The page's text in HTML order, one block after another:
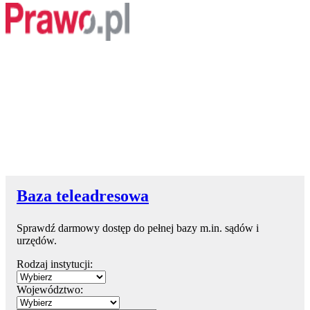
Baza teleadresowa
Sprawdź darmowy dostęp do pełnej bazy m.in. sądów i
urzędów.
Rodzaj instytucji:
Województwo: